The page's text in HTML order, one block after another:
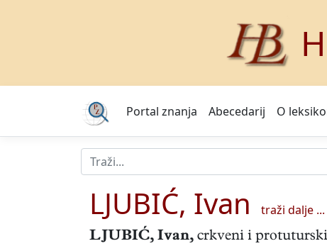
Portal znanja Abecedarij O
LJUBIĆ, Ivan traži dalje ...
LJUBIĆ, Ivan, crkveni i protuturski